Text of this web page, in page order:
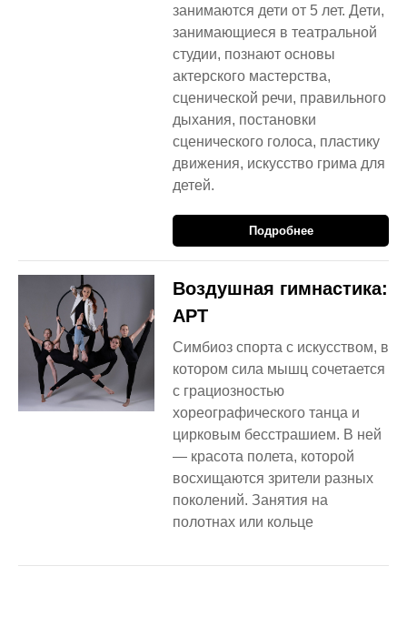
занимаются дети от 5 лет. Дети,
занимающиеся в театральной
студии, познают основы
актерского мастерства,
сценической речи, правильного
дыхания, постановки
сценического голоса, пластику
движения, искусство грима для
детей.
Подробнее
Воздушная гимнастика:
АРТ
Симбиоз спорта с искусством, в
котором сила мышц сочетается
с грациозностью
хореографического танца и
цирковым бесстрашием. В ней
— красота полета, которой
восхищаются зрители разных
поколений. Занятия на
полотнах или кольце